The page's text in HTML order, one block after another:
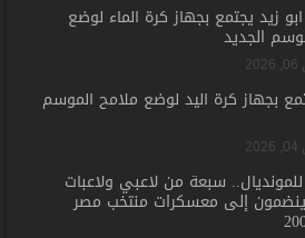
زيد يجتمع بجهاز كرة الماء لوضع
الجديد
بجهاز كرة اليد لوضع ملامح الموسم
سبعة من لاعبي ولاعبات
إلى معسكرات منتخب مصر